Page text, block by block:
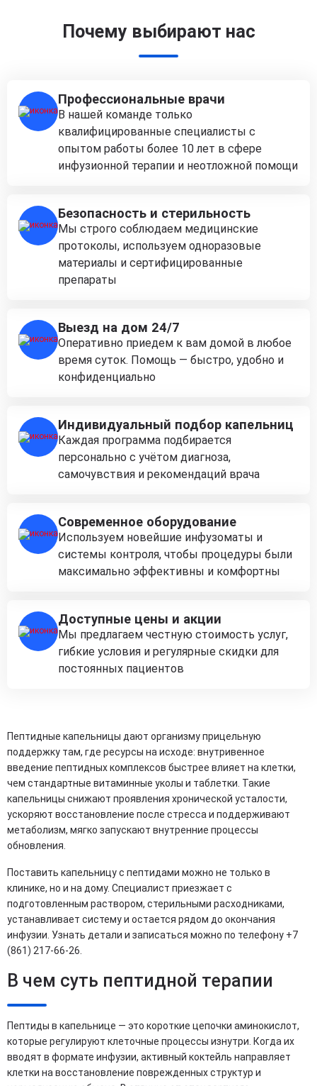
Почему выбирают нас
Профессиональные врачи
В нашей команде только
квалифицированные специалисты с
опытом работы более 10 лет в сфере
инфузионной терапии и неотложной помощи
Безопасность и стерильность
Мы строго соблюдаем медицинские
протоколы, используем одноразовые
материалы и сертифицированные
препараты
Выезд на дом 24/7
Оперативно приедем к вам домой в любое
время суток. Помощь — быстро, удобно и
конфиденциально
Индивидуальный подбор капельниц
Каждая программа подбирается
персонально с учётом диагноза,
самочувствия и рекомендаций врача
Современное оборудование
Используем новейшие инфузоматы и
системы контроля, чтобы процедуры были
максимально эффективны и комфортны
Доступные цены и акции
Мы предлагаем честную стоимость услуг,
гибкие условия и регулярные скидки для
постоянных пациентов
Пептидные капельницы дают организму прицельную
поддержку там, где ресурсы на исходе: внутривенное
введение пептидных комплексов быстрее влияет на клетки,
чем стандартные витаминные уколы и таблетки. Такие
капельницы снижают проявления хронической усталости,
ускоряют восстановление после стресса и поддерживают
метаболизм, мягко запускают внутренние процессы
обновления.
Поставить капельницу с пептидами можно не только в
клинике, но и на дому. Специалист приезжает с
подготовленным раствором, стерильными расходниками,
устанавливает систему и остается рядом до окончания
инфузии. Узнать детали и записаться можно по телефону +7
(861) 217-66-26.
В чем суть пептидной терапии
Пептиды в капельнице — это короткие цепочки аминокислот,
которые регулируют клеточные процессы изнутри. Когда их
вводят в формате инфузии, активный коктейль направляет
клетки на восстановление поврежденных структур и